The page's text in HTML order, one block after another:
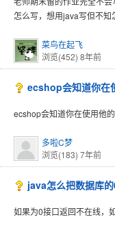
怎么写，想用java写但不知
菜鸟在起飞
浏览(452) 8年前
ecshop会知道你在
ecshop会知道你在使用他
多啦C梦
浏览(183) 7年前
java怎么把数据库的
如果为0接口返回不在线，